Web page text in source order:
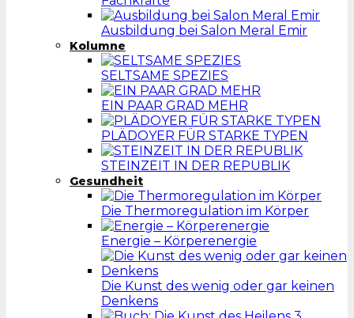
Ausbildung bei Salon Meral Emir
Kolumne
SELTSAME SPEZIES
EIN PAAR GRAD MEHR
PLÄDOYER FÜR STARKE TYPEN
STEINZEIT IN DER REPUBLIK
Gesundheit
Die Thermoregulation im Körper
Energie – Körperenergie
Die Kunst des wenig oder gar keinen
Denkens